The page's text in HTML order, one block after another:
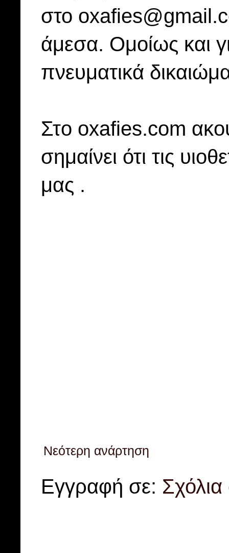
στο
άμεσα. Ομοίως και
πνευματικά
Στo oxafies.com
σημαίνει ότι τις
μας .
Νεότερη ανάρτηση
Εγγραφή σε: